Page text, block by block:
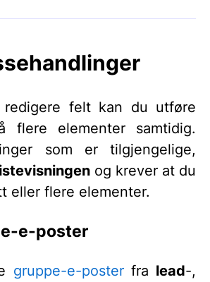
felt kan du utføre
flere elementer samtidig.
som er tilgjengelige,
og krever at du
eller flere elementer.
e-poster
gruppe-e-posterfra lead-,